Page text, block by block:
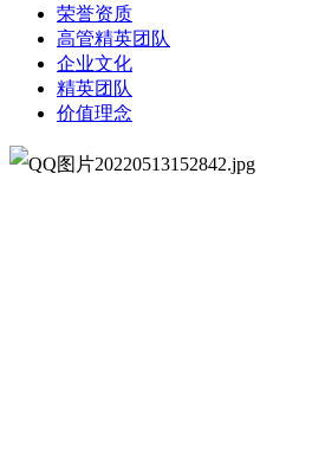
荣誉资质
高管精英团队
企业文化
精英团队
价值理念